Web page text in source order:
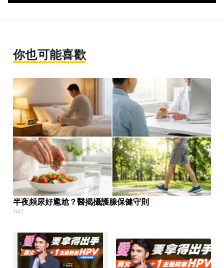
你也可能喜歡
半夜頻尿好尷尬？醫揭攝護腺保健守則
7/27